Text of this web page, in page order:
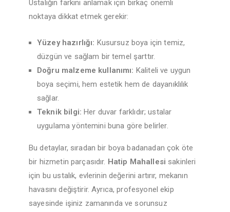
Ustalığın farkını anlamak için birkaç önemli
noktaya dikkat etmek gerekir:
Yüzey hazırlığı: Kusursuz boya için temiz,
düzgün ve sağlam bir temel şarttır.
Doğru malzeme kullanımı: Kaliteli ve uygun
boya seçimi, hem estetik hem de dayanıklılık
sağlar.
Teknik bilgi: Her duvar farklıdır; ustalar
uygulama yöntemini buna göre belirler.
Bu detaylar, sıradan bir boya badanadan çok öte
bir hizmetin parçasıdır. Hatip Mahallesi sakinleri
için bu ustalık, evlerinin değerini artırır, mekanın
havasını değiştirir. Ayrıca, profesyonel ekip
sayesinde işiniz zamanında ve sorunsuz